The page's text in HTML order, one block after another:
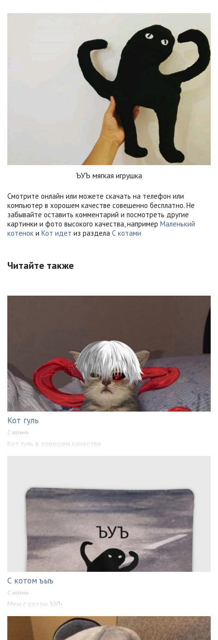
ЪУЪ мягкая игрушка
Смотрите онлайн или можете скачать на телефон или
компьютер в хорошем качестве совешенно бесплатно. Не
забывайте оставить комментарий и посмотреть другие
картинки и фото высокого качества, например Маленький
котенок и Кот идет из раздела С котами
Читайте также
Кот гуль
С котами
Кот гуль в хорошем качестве
С котом ъыъ
С котами
Мем с котом ЪУЪ